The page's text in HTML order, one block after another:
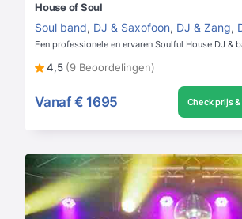
House of Soul
Soul band, DJ & Saxofoon, DJ & Zang,
Een professionele en ervaren Soulful House DJ &
4,5 (9 Beoordelingen)
Vanaf € 1695 Check prijs